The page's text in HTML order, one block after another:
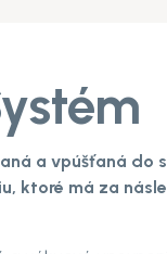
a vpúšťaná do
ktoré má za